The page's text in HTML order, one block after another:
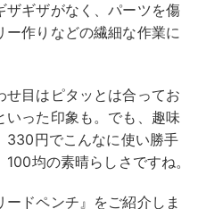
ザギザがなく、パーツを傷
作りなどの繊細な作業に
せ目はピタッとは合ってお
いった印象も。でも、趣味
330円でこんなに使い勝手
均の素晴らしさですね。
ドペンチ』をご紹介しま